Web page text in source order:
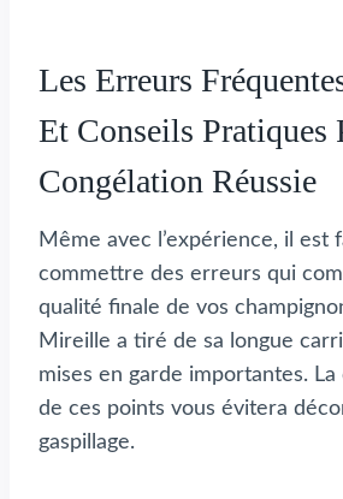
Les Erreurs
Et Conseils Pratiques
Congélation Réussie
Même avec l’expérience, il est
commettre des erreurs qui
qualité finale de vos
Mireille a tiré de sa longue
mises en garde importantes.
de ces points vous évitera
gaspillage.